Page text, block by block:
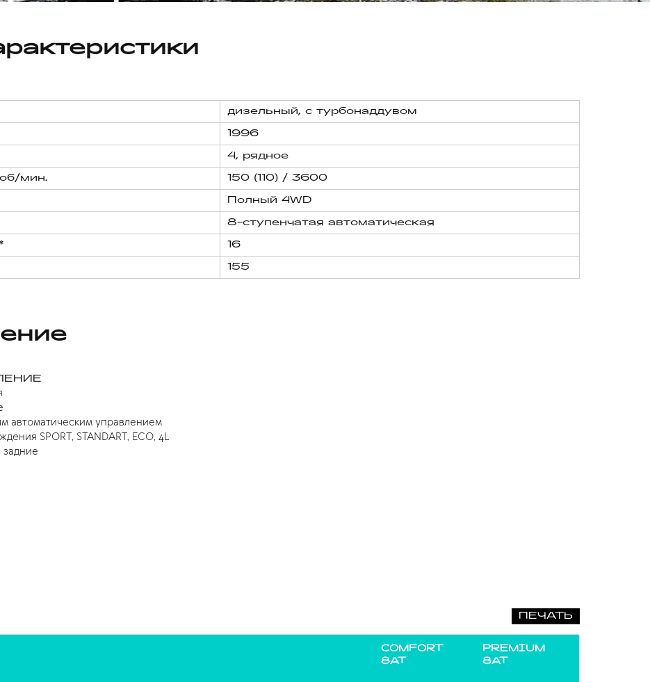
дизельный, с турбонаддувом
1996
4, рядное
мин. 150 (110) / 3600
Полный 4WD
8-ступенчатая автоматическая
16
155
автоматическим управлением
SPORT, STANDART, ECO, 4L
ПЕЧАТЬ
COMFORT
8AT
PREMIUM
8AT